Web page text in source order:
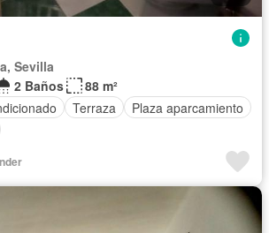
Sevilla
2 Baños
88 m²
Terraza
Plaza aparcamiento